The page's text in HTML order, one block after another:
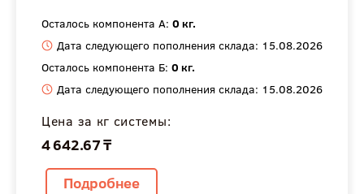
Осталось компонента А: 0 кг.
Дата следующего пополнения склада: 15.08.2026
Осталось компонента Б: 0 кг.
Дата следующего пополнения склада: 15.08.2026
Цена за кг системы:
4 642.67 ₸
Подробнее